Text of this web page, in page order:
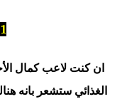
ان كنت لاعب كمال
الغذائي ستشعر بانه